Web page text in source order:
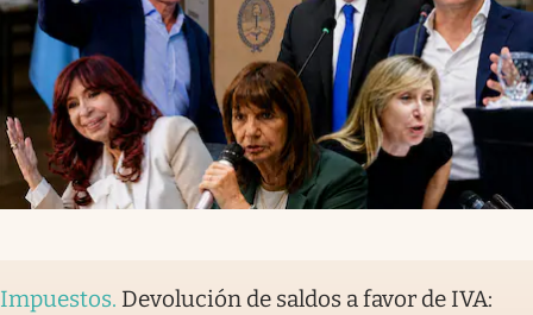
Impuestos. Devolución de saldos a favor de IVA: